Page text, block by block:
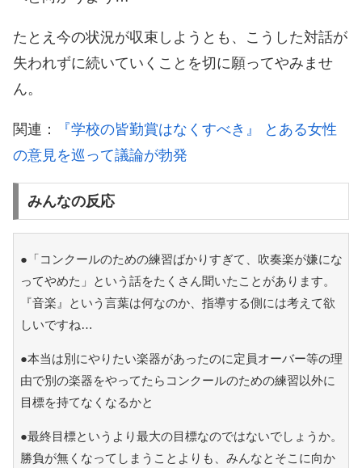
たとえ今の状況が収束しようとも、こうした対話が
失われずに続いていくことを切に願ってやみませ
ん。
関連：
『学校の皆勤賞はなくすべき』 とある女性
の意見を巡って議論が勃発
みんなの反応
●「コンクールのための練習ばかりすぎて、吹奏楽が嫌にな
ってやめた」という話をたくさん聞いたことがあります。
『音楽』という言葉は何なのか、指導する側には考えて欲
しいですね…
●本当は別にやりたい楽器があったのに定員オーバー等の理
由で別の楽器をやってたらコンクールのための練習以外に
目標を持てなくなるかと
●最終目標というより最大の目標なのではないでしょうか。
勝負が無くなってしまうことよりも、みんなとそこに向か